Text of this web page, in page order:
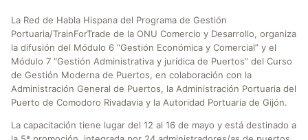
La Red de Habla Hispana del Programa de Gestión
Portuaria/TrainForTrade de la ONU Comercio y Desarrollo, organiza
la difusión del Módulo 6 “Gestión Económica y Comercial” y el
Módulo 7 “Gestión Administrativa y jurídica de Puertos” del Curso
de Gestión Moderna de Puertos, en colaboración con la
Administración General de Puertos, la Administración Portuaria del
Puerto de Comodoro Rivadavia y la Autoridad Portuaria de Gijón.
La capacitación tiene lugar del 12 al 16 de mayo y está destinado a